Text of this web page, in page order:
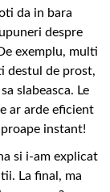
da in bara
despre
exemplu, multi
destul de prost,
slabeasca. Le
ar arde eficient
instant!
si i-am explicat
La final, ma